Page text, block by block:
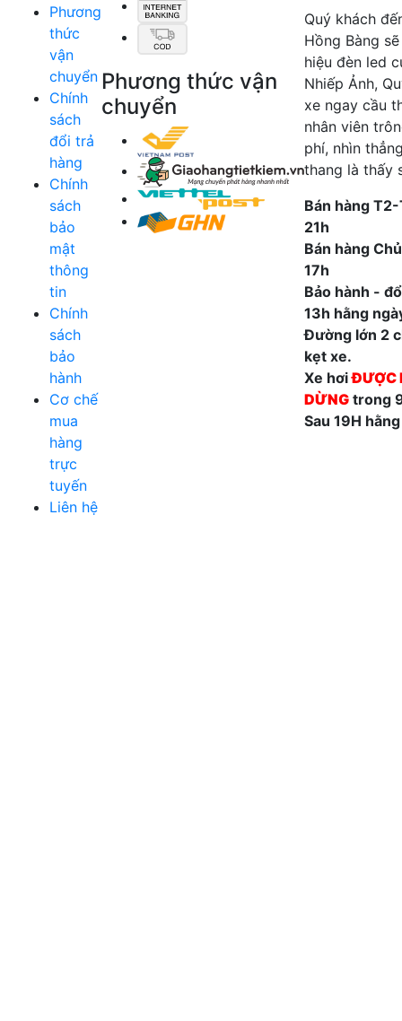
Phương
thức
vận
chuyển
Chính
sách
đổi trả
hàng
Chính
sách
bảo
mật
thông
tin
Chính
sách
bảo
hành
Cơ chế
mua
hàng
trực
tuyến
Liên hệ
Phương thức vận
chuyển
Quý khách
Hồng Bàng
hiệu đèn led
Nhiếp Ảnh,
xe ngay cầu
nhân viên
phí, nhìn
thang là thấy
Bán hàng
21h
Bán hàng
17h
Bảo hành -
13h hằng
Đường lớn 2
kẹt xe.
Xe hơiĐƯỢC
DỪNG trong
Sau 19H